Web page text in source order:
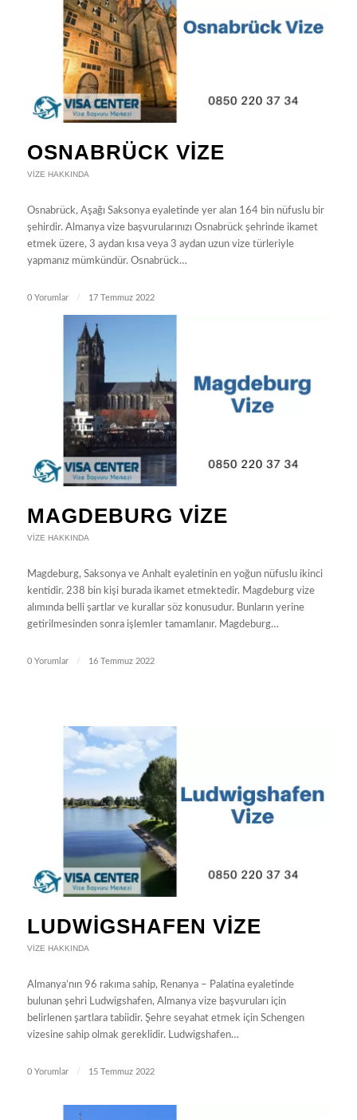
OSNABRÜCK VIZE
VIZE HAKKINDA
Osnabrück, Aşağı Saksonya eyaletinde yer alan 164 bin nüfuslu bir
şehirdir. Almanya vize başvurularınızı Osnabrück şehrinde ikamet
etmek üzere, 3 aydan kısa veya 3 aydan uzun vize türleriyle
yapmanız mümkündür. Osnabrück…
0 Yorumlar / 17 Temmuz 2022
MAGDEBURG VIZE
VIZE HAKKINDA
Magdeburg, Saksonya ve Anhalt eyaletinin en yoğun nüfuslu ikinci
kentidir. 238 bin kişi burada ikamet etmektedir. Magdeburg vize
alımında belli şartlar ve kurallar söz konusudur. Bunların yerine
getirilmesinden sonra işlemler tamamlanır. Magdeburg…
0 Yorumlar / 16 Temmuz 2022
LUDWIGSHAFEN VIZE
VIZE HAKKINDA
Almanya’nın 96 rakıma sahip, Renanya – Palatina eyaletinde
bulunan şehri Ludwigshafen, Almanya vize başvuruları için
belirlenen şartlara tabiidir. Şehre seyahat etmek için Schengen
vizesine sahip olmak gereklidir. Ludwigshafen…
0 Yorumlar / 15 Temmuz 2022